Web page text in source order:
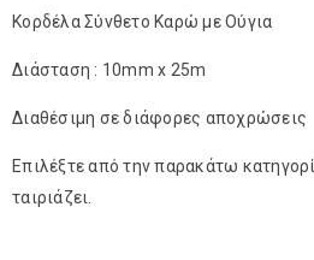
Κορδέλα Σύνθετο Καρώ με Ούγια
Διάσταση : 10mm x 25m
Διαθέσιμη σε διάφορες αποχρώσεις
Επιλέξτε από την παρακάτω
ταιριάζει.